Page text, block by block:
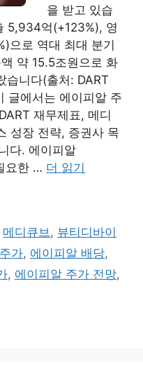
을 받고 있습
5,934억(+123%), 영
으로 역대 최대 분기
약 15.5조원으로 화
습니다(출처: DART
글에서는 에이피알 주
재무제표, 메디
성장 전략, 증권사 목
다. 에이피알
요한 … 더 읽기
메디큐브, 뷰티디바이
가, 에이피알 배당,
, 에이피알 주가 전망,